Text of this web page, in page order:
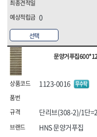
선택
0
문양거푸집
1123-0016
HNS 문양거푸집
단리브(308-2)/1단